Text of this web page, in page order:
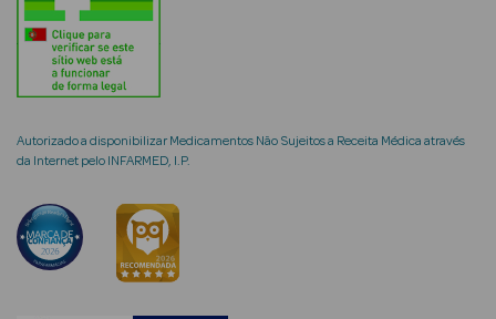
Ver Tudo
Cosmética
Rosto
Creme de Olhos
Autorizado a disponibilizar Medicamentos Não Sujeitos a Receita Médica através
da Internet pelo INFARMED, I.P.